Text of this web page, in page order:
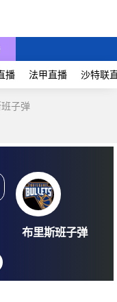
播 法甲直播 沙特联
子弹
15:19:41
布里斯